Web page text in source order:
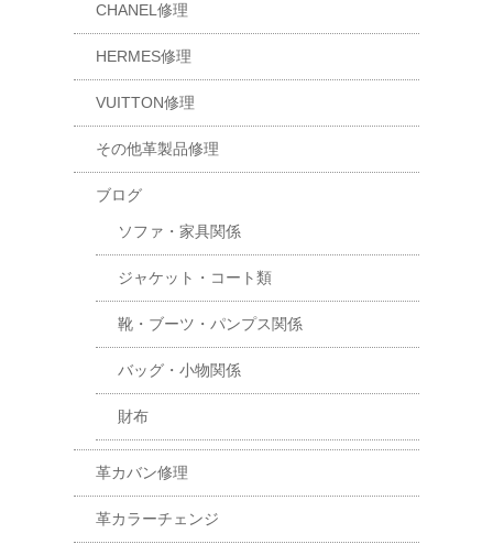
CHANEL修理
HERMES修理
VUITTON修理
その他革製品修理
ブログ
ソファ・家具関係
ジャケット・コート類
靴・ブーツ・パンプス関係
バッグ・小物関係
財布
革カバン修理
革カラーチェンジ